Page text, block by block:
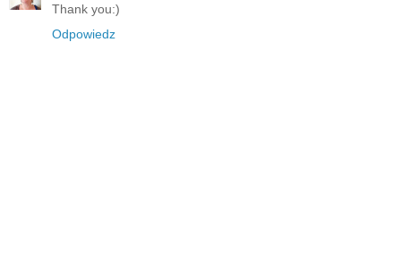
Thank you:)
Odpowiedz